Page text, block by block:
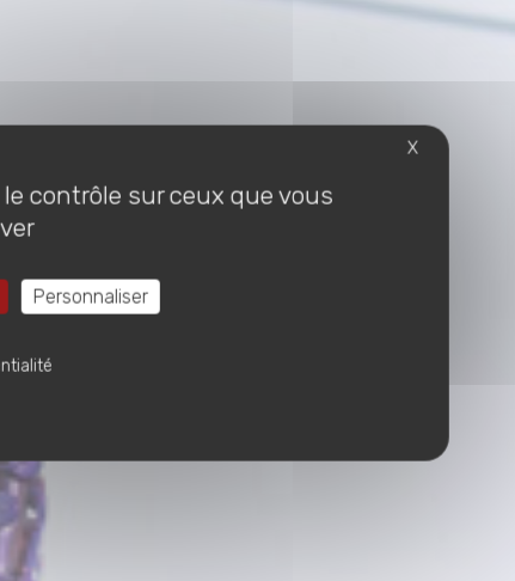
X
contrôle sur ceux que vous
Personnaliser